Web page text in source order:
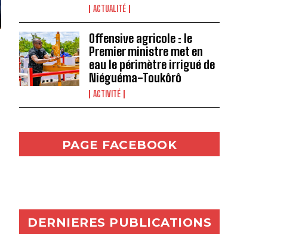
ACTUALITÉ
Offensive agricole : le
Premier ministre met en
eau le périmètre irrigué de
Niéguéma-Toukôrô
ACTIVITÉ
PAGE FACEBOOK
DERNIERES PUBLICATIONS